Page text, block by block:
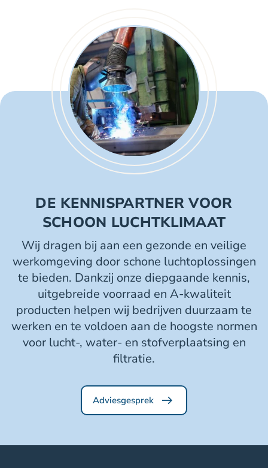
DE KENNISPARTNER VOOR
SCHOON LUCHTKLIMAAT
Wij dragen bij aan een gezonde en veilige
werkomgeving door schone luchtoplossingen
te bieden. Dankzij onze diepgaande kennis,
uitgebreide voorraad en A-kwaliteit
producten helpen wij bedrijven duurzaam te
werken en te voldoen aan de hoogste normen
voor lucht-, water- en stofverplaatsing en
filtratie.
Adviesgesprek